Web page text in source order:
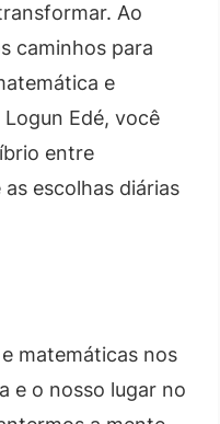
Ao
caminhos para
e
Edé, você
entre
escolhas diárias
matemáticas nos
e o nosso lugar no